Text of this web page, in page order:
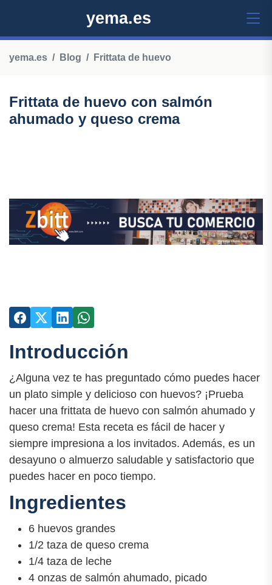
yema.es
yema.es Blog Frittata de huevo
Frittata de huevo con salmón
ahumado y queso crema
Introducción
¿Alguna vez te has preguntado cómo puedes hacer
un plato simple y delicioso con huevos? ¡Prueba
hacer una frittata de huevo con salmón ahumado y
queso crema! Esta receta es fácil de hacer y
siempre impresiona a los invitados. Además, es un
desayuno o almuerzo saludable y satisfactorio que
puedes hacer en poco tiempo.
Ingredientes
6 huevos grandes
1/2 taza de queso crema
1/4 taza de leche
4 onzas de salmón ahumado, picado